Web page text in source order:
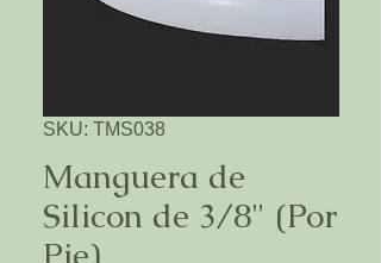
SKU: TMS038
Manguera de
Silicon de 3/8" (Por
Pie)